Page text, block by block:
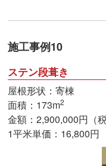
施工事例10
ステン段葺き
屋根形状：寄棟
面積：173m2
金額：2,900,000円（税
1平米単価：16,800円